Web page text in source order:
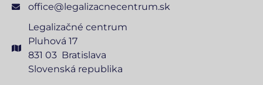
office@legalizacnecentrum.sk
Legalizačné centrum
Pluhová 17
831 03 Bratislava
Slovenská republika